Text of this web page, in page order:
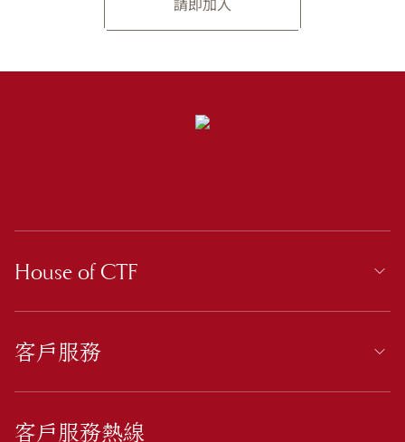
請即加入
House of CTF
客戶服務
客戶服務熱線